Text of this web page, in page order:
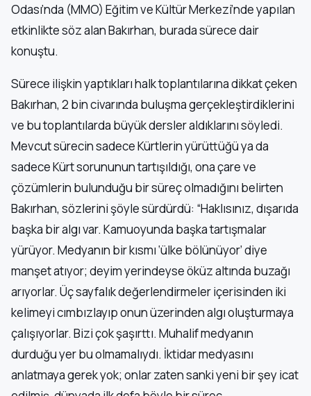
Odası’nda (MMO) Eğitim ve Kültür Merkezi’nde yapılan
etkinlikte söz alan Bakırhan, burada sürece dair
konuştu.
Sürece ilişkin yaptıkları halk toplantılarına dikkat çeken
Bakırhan, 2 bin civarında buluşma gerçekleştirdiklerini
ve bu toplantılarda büyük dersler aldıklarını söyledi.
Mevcut sürecin sadece Kürtlerin yürüttüğü ya da
sadece Kürt sorununun tartışıldığı, ona çare ve
çözümlerin bulunduğu bir süreç olmadığını belirten
Bakırhan, sözlerini şöyle sürdürdü: “Haklısınız, dışarıda
başka bir algı var. Kamuoyunda başka tartışmalar
yürüyor. Medyanın bir kısmı ‘ülke bölünüyor’ diye
manşet atıyor; deyim yerindeyse öküz altında buzağı
arıyorlar. Üç sayfalık değerlendirmeler içerisinden iki
kelimeyi cımbızlayıp onun üzerinden algı oluşturmaya
çalışıyorlar. Bizi çok şaşırttı. Muhalif medyanın
durduğu yer bu olmamalıydı. İktidar medyasını
anlatmaya gerek yok; onlar zaten sanki yeni bir şey icat